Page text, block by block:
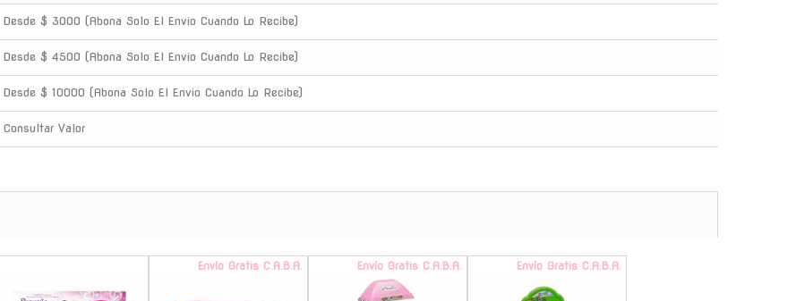
Desde $ 3000 (Abona Solo El Envio Cuando Lo Recibe)
Desde $ 4500 (Abona Solo El Envio Cuando Lo Recibe)
Desde $ 10000 (Abona Solo El Envio Cuando Lo Recibe)
Consultar Valor
Envío Gratis C.A.B.A. Envío Gratis C.A.B.A. Envío Gratis C.A.B.A.